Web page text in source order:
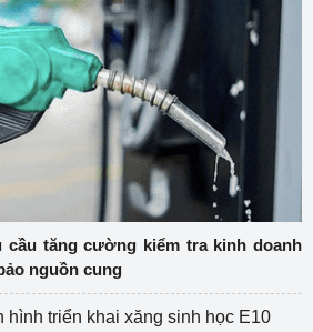
cầu tăng cường kiểm tra kinh doanh
nguồn cung
hình triển khai xăng sinh học E10